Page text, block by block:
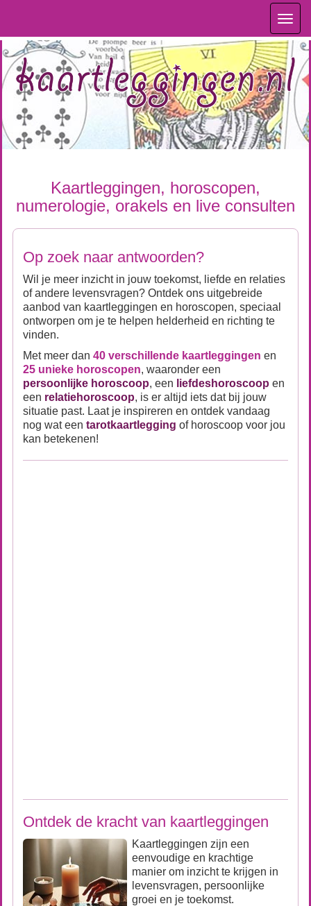
Kaartleggingen, horoscopen,
numerologie, orakels en live consulten
Op zoek naar antwoorden?
Wil je meer inzicht in jouw toekomst, liefde en relaties
of andere levensvragen? Ontdek ons uitgebreide
aanbod van kaartleggingen en horoscopen, speciaal
ontworpen om je te helpen helderheid en richting te
vinden.
Met meer dan 40 verschillende kaartleggingen en
25 unieke horoscopen, waaronder een
persoonlijke horoscoop, een liefdeshoroscoop en
een relatiehoroscoop, is er altijd iets dat bij jouw
situatie past. Laat je inspireren en ontdek vandaag
nog wat een tarotkaartlegging of horoscoop voor jou
kan betekenen!
Ontdek de kracht van kaartleggingen
Kaartleggingen zijn een
eenvoudige en krachtige
manier om inzicht te krijgen in
levensvragen, persoonlijke
groei en je toekomst.